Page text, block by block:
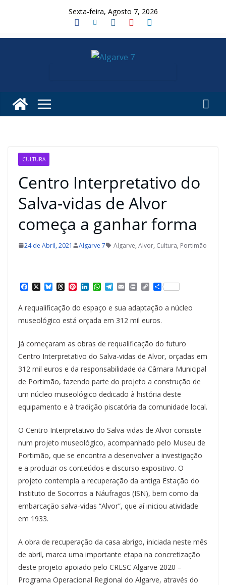
Sexta-feira, Agosto 7, 2026
CULTURA
Centro Interpretativo do
Salva-vidas de Alvor
começa a ganhar forma
24 de Abril, 2021 Algarve 7 Algarve, Alvor, Cultura, Portimão
a
e
b
o
k
X B
e
s
k
T
h
r
e
a
d
P
t
e
r
s
t
L
k
e
d
n
W
h
t
s
A
p
T
e
e
g
r
m
E
m
i
l
P
n
t
C
o
y
L
i
k
S
h
r
A requalificação do espaço e sua adaptação a núcleo
museológico está orçada em 312 mil euros.
Já começaram as obras de requalificação do futuro
Centro Interpretativo do Salva-vidas de Alvor, orçadas em
312 mil euros e da responsabilidade da Câmara Municipal
de Portimão, fazendo parte do projeto a construção de
um núcleo museológico dedicado à história deste
equipamento e à tradição piscatória da comunidade local.
O Centro Interpretativo do Salva-vidas de Alvor consiste
num projeto museológico, acompanhado pelo Museu de
Portimão, que se encontra a desenvolver a investigação
e a produzir os conteúdos e discurso expositivo. O
projeto contempla a recuperação da antiga Estação do
Instituto de Socorros a Náufragos (ISN), bem como da
embarcação salva-vidas “Alvor”, que aí iniciou atividade
em 1933.
A obra de recuperação da casa abrigo, iniciada neste mês
de abril, marca uma importante etapa na concretização
deste projeto apoiado pelo CRESC Algarve 2020 –
Programa Operacional Regional do Algarve, através do